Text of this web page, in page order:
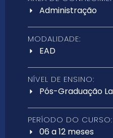
Administração
MODALIDADE:
EAD
NÍVEL DE ENSINO:
Pós-Graduação
PERÍODO DO CURSO:
06 a 12 meses